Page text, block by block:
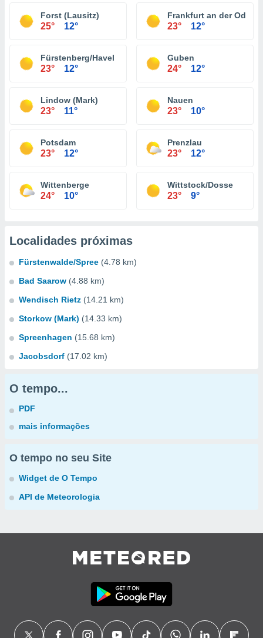
Forst (Lausitz)
25° 12°
Frankfurt an der Oder
23° 12°
Fürstenberg/Havel
23° 12°
Guben
24° 12°
Lindow (Mark)
23° 11°
Nauen
23° 10°
Potsdam
23° 12°
Prenzlau
23° 12°
Wittenberge
24° 10°
Wittstock/Dosse
23° 9°
Localidades próximas
Fürstenwalde/Spree (4.78 km)
Bad Saarow (4.88 km)
Wendisch Rietz (14.21 km)
Storkow (Mark) (14.33 km)
Spreenhagen (15.68 km)
Jacobsdorf (17.02 km)
O tempo...
PDF
mais informações
O tempo no seu Site
Widget de O Tempo
API de Meteorologia